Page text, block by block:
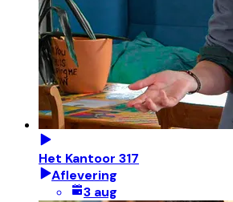
Het Kantoor 317
Aflevering
3 aug